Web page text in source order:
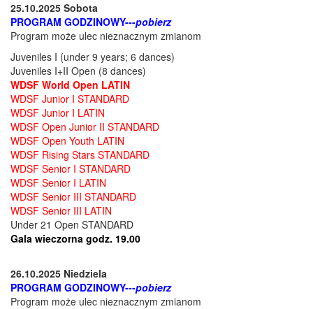
25.10.2025 Sobota
PROGRAM GODZINOWY---pobierz
Program może ulec nieznacznym zmianom
Juveniles I (under 9 years; 6 dances)
Juveniles I+II Open (8 dances)
WDSF World Open LATIN
WDSF Junior I STANDARD
WDSF Junior I LATIN
WDSF Open Junior II STANDARD
WDSF Open Youth LATIN
WDSF Rising Stars STANDARD
WDSF Senior I STANDARD
WDSF Senior I LATIN
WDSF Senior III STANDARD
WDSF Senior III LATIN
Under 21 Open STANDARD
Gala wieczorna godz. 19.00
26.10.2025 Niedziela
PROGRAM GODZINOWY---pobierz
Program może ulec nieznacznym zmianom